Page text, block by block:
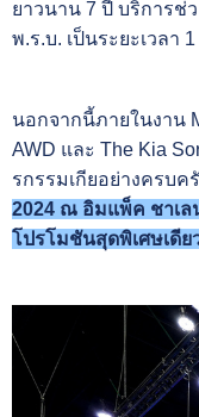
ยาวนาน 7 ปี บริการช่
พ.ร.บ. เป็นระยะเวลา
นอกจากนี้ภายในงาน
AWD และ The Kia
รกรรมเกียอย่างครบค
2024 ณ อิมแพ็ค ชาเล
โปรโมชันสุดพิเศษเดี